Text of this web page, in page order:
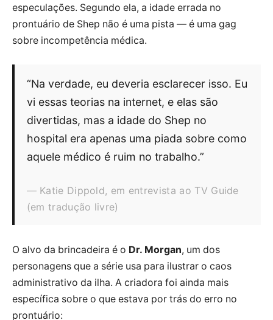
especulações. Segundo ela, a idade errada no
prontuário de Shep não é uma pista — é uma gag
sobre incompetência médica.
“Na verdade, eu deveria esclarecer isso. Eu
vi essas teorias na internet, e elas são
divertidas, mas a idade do Shep no
hospital era apenas uma piada sobre como
aquele médico é ruim no trabalho.”
Katie Dippold, em entrevista ao TV Guide
(em tradução livre)
O alvo da brincadeira é o Dr. Morgan, um dos
personagens que a série usa para ilustrar o caos
administrativo da ilha. A criadora foi ainda mais
específica sobre o que estava por trás do erro no
prontuário: